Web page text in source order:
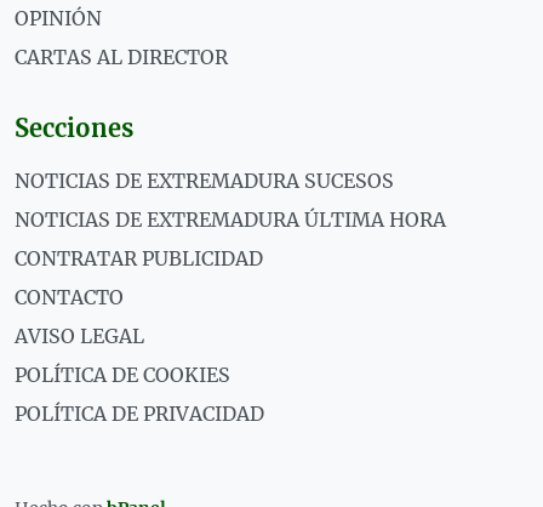
OPINIÓN
CARTAS AL DIRECTOR
Secciones
NOTICIAS DE EXTREMADURA SUCESOS
NOTICIAS DE EXTREMADURA ÚLTIMA HORA
CONTRATAR PUBLICIDAD
CONTACTO
AVISO LEGAL
POLÍTICA DE COOKIES
POLÍTICA DE PRIVACIDAD